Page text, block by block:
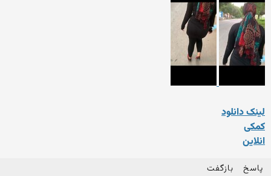
لینک دانلود
کمکی
انلاین
پاسخ بازگفت